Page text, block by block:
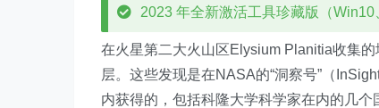
2023 年全新激活工具珍藏版（Win10
在火星第二大火山区Elysium Planitia收集
层。这些发现是在NASA的“洞察号”（
内获得的，包括科隆大学科学家在内的几